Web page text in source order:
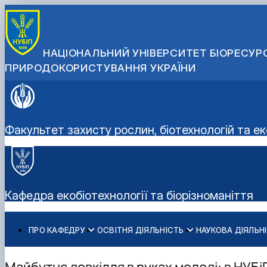
НАЦІОНАЛЬНИЙ УНІВЕРСИТЕТ
ПРИРОДОКОРИСТУВАННЯ УКРАЇНИ
Факультет захисту рослин, біотехнологій та
Кафедра екобіотехнології та біорізноманіття
ПРО КАФЕДРУ
Історія кафедри
ОСВІТНЯ ДІЯЛЬНІСТЬ
ОС «Бакалавр»
НАУКОВА
Підготовка докторів філософії (PhD)
Вступ-2026